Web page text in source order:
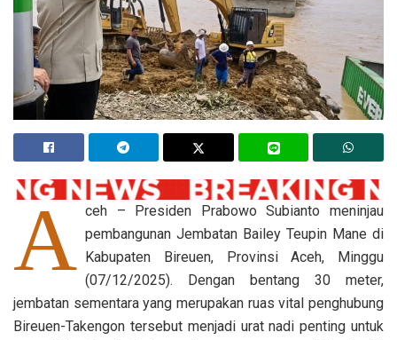
A ceh – Presiden Prabowo Subianto meninjau
pembangunan Jembatan Bailey Teupin Mane di
Kabupaten Bireuen, Provinsi Aceh, Minggu
(07/12/2025). Dengan bentang 30 meter,
jembatan sementara yang merupakan ruas vital penghubung
Bireuen-Takengon tersebut menjadi urat nadi penting untuk